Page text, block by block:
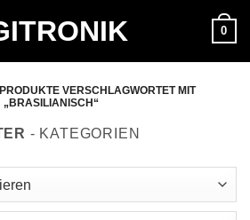
0
PRODUKTE VERSCHLAGWORTET MIT
„BRASILIANISCH“